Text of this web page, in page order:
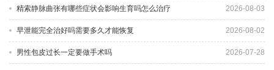
精索静脉曲张有哪些症状会影响生育吗怎么治疗 2026-08-03
早泄能完全治好吗需要多久才能恢复 2026-08-02
男性包皮过长一定要做手术吗 2026-07-28